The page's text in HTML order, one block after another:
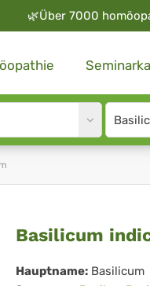
🌿Über 7000
Site
search
Basilicum
indicum
Basilicum
Hauptname: Basilicum